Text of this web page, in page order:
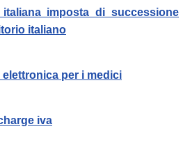
imposta di successione
italiano
per i medici
iva